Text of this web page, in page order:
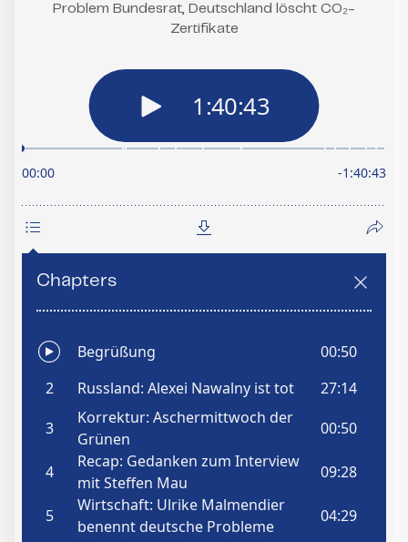
Problem Bundesrat, Deutschland löscht CO₂-
Zertifikate